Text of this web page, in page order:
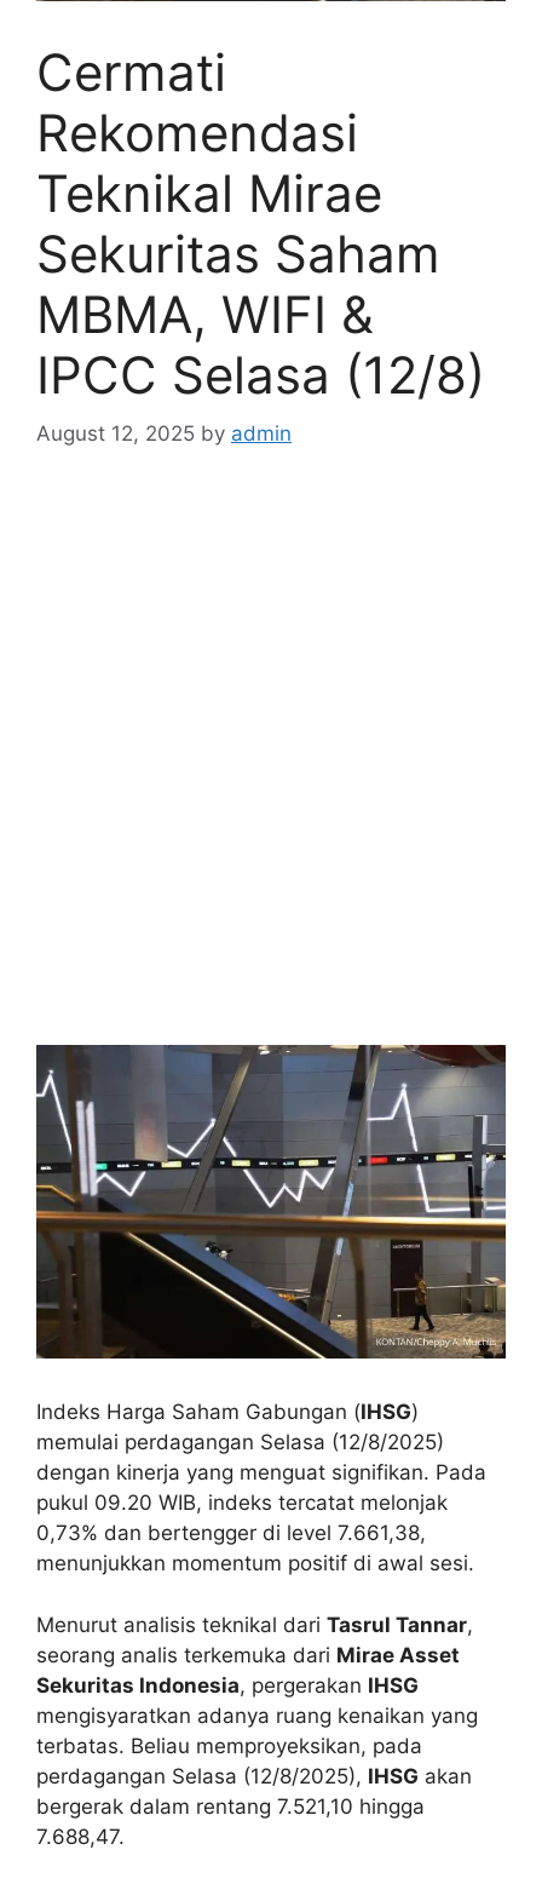
Cermati
Rekomendasi
Teknikal Mirae
Sekuritas Saham
MBMA, WIFI &
IPCC Selasa (12/8)
August 12, 2025 by admin
Indeks Harga Saham Gabungan (IHSG)
memulai perdagangan Selasa (12/8/2025)
dengan kinerja yang menguat signifikan. Pada
pukul 09.20 WIB, indeks tercatat melonjak
0,73% dan bertengger di level 7.661,38,
menunjukkan momentum positif di awal sesi.
Menurut analisis teknikal dari Tasrul Tannar,
seorang analis terkemuka dari Mirae Asset
Sekuritas Indonesia, pergerakan IHSG
mengisyaratkan adanya ruang kenaikan yang
terbatas. Beliau memproyeksikan, pada
perdagangan Selasa (12/8/2025), IHSG akan
bergerak dalam rentang 7.521,10 hingga
7.688,47.